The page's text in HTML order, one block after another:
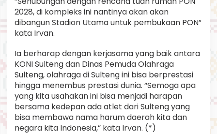
2028, di kompleks ini nantinya akan akan
dibangun Stadion Utama untuk pembukaan PON”
kata Irvan.
Ia berharap dengan kerjasama yang baik antara
KONI Sulteng dan Dinas Pemuda Olahraga
Sulteng, olahraga di Sulteng ini bisa berprestasi
hingga menembus prestasi dunia. “Semoga apa
yang kita usahakan ini bisa menjadi harapan
bersama kedepan ada atlet dari Sulteng yang
bisa membawa nama harum daerah kita dan
negara kita Indonesia,” kata Irvan. (*)